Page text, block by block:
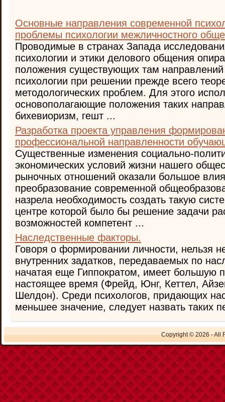
Основные направления современной
проблемы психологии межличностного
Проводимые в странах Запада
психологии и этики делового общения
положения существующих там
психологии при решении прежде всего
методологических проблем. Для этого
основополагающие положения таких
бихевиоризм, гешт ...
Разработка проекта управления
профессиональной направленности
Существенные изменения социально-
экономических условий жизни нашего
рыночных отношений оказали большое
преобразование современной
назрела необходимость создать такую
центре которой было бы решение задачи
возможностей компетент ...
Наследственные факторы.
Говоря о формировании личности, нельзя
внутренних задатков, передаваемых по
начатая еще Гиппократом, имеет большую
настоящее время (Фрейд, Юнг, Кеттел,
Шелдон). Среди психологов, придающих
меньшее значение, следует назвать таких
Copyright © 2026 - All